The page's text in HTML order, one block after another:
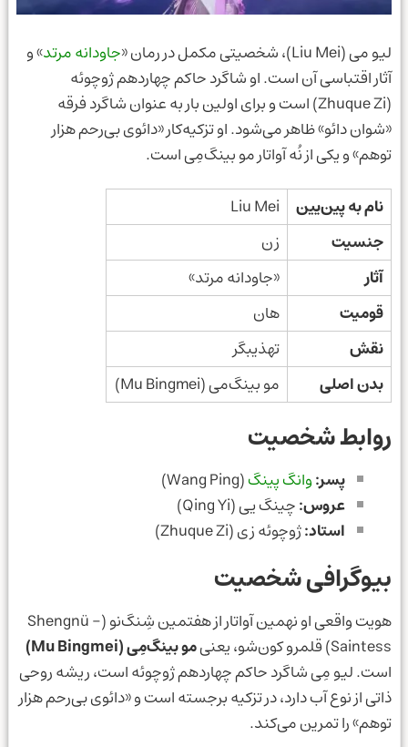
لیو می (Liu Mei)، شخصیتی مکمل در رمان « جاودانه مرتد» و
آثار اقتباسی آن است. او شاگرد حاکم چهاردهم ژوچوئه
(Zhuque Zi) است و برای اولین بار به عنوان شاگرد فرقه
«شوان دائو» ظاهر می‌شود. او تزکیه‌کار «دائوی بی‌رحم هزار
توهم» و یکی از نُه آواتار مو بینگ‌مِی است.
نام به پین‌یین
Liu Mei
جنسیت
زن
آثار
«جاودانه مرتد»
قومیت
هان
نقش
تهذیبگر
بدن اصلی
مو بینگ‌می (Mu Bingmei)
روابط شخصیت
پسر:وانگ پینگ(Wang Ping)
عروس:چینگ یی (Qing Yi)
استاد:ژوچوئه زی (Zhuque Zi)
بیوگرافی شخصیت
هویت واقعی او نهمین آواتار از هفتمین شِنگ‌نو (Shengnü -
Saintess) قلمرو کون‌شو، یعنی
مو بینگ‌مِی (Mu Bingmei)
است. لیو مِی شاگرد حاکم چهاردهم ژوچوئه است، ریشه روحی
ذاتی از نوع آب دارد، در تزکیه برجسته است و «دائوی بی‌رحم هزار
توهم» را تمرین می‌کند.